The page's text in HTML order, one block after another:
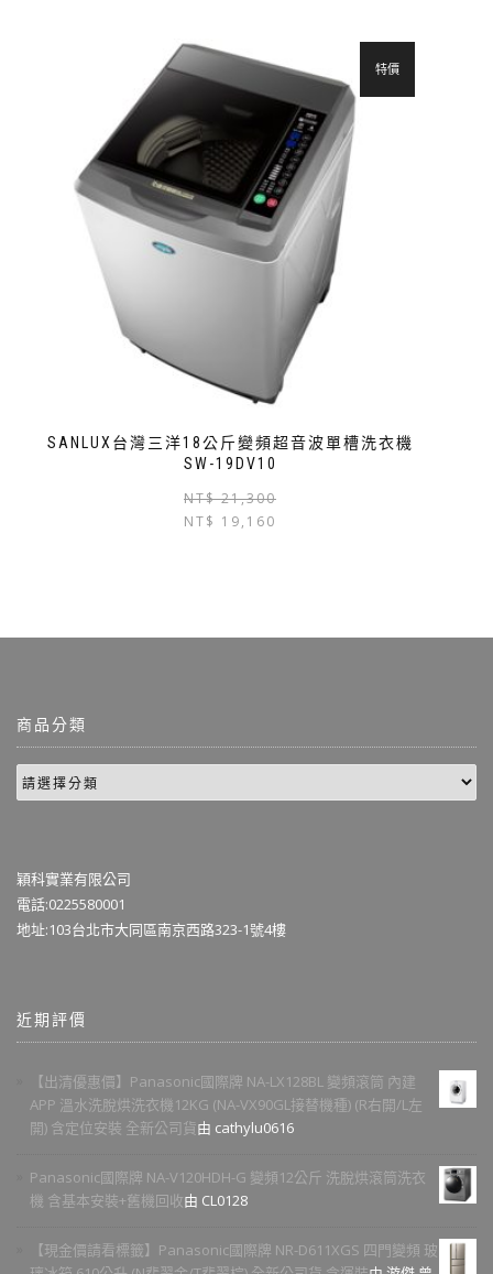
SANLUX台灣三洋18公斤變頻超音波單槽洗衣機
SW-19DV10
特價
NT$21,300
NT$ 19,160
商品分類
穎科實業有限公司
電話:0225580001
地址:103台北市大同區南京西路323-1號4樓
近期評價
【出清優惠價】Panasonic國際牌 NA-LX128BL 變頻滾筒 內建
APP 溫水洗脫烘洗衣機12KG (NA-VX90GL接替機種) (R右開/L左
開) 含定位安裝 全新公司貨由 cathylu0616
Panasonic國際牌 NA-V120HDH-G 變頻12公斤 洗脫烘滾筒洗衣
機 含基本安裝+舊機回收由 CL0128
【現金價請看標籤】Panasonic國際牌 NR-D611XGS 四門變頻 玻